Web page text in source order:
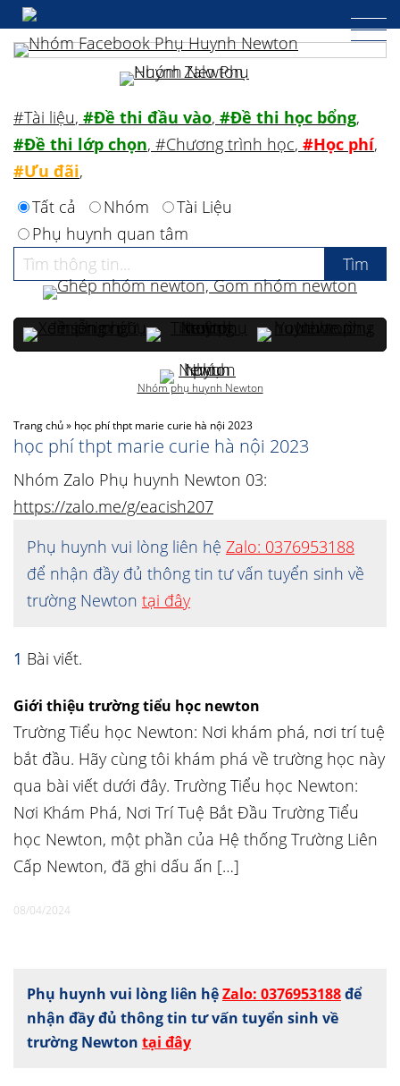
Trang chủ» học phí thpt marie curie hà nội 2023
học phí thpt marie curie hà nội 2023
Nhóm Zalo Phụ huynh Newton 03:
https://zalo.me/g/eacish207
Phụ huynh vui lòng liên hệ Zalo: 0376953188
để nhận đầy đủ thông tin tư vấn tuyển sinh về
trường Newton tại đây
1 Bài viết.
Giới thiệu trường tiểu học newton
Trường Tiểu học Newton: Nơi khám phá, nơi trí tuệ
bắt đầu. Hãy cùng tôi khám phá về trường học này
qua bài viết dưới đây. Trường Tiểu học Newton:
Nơi Khám Phá, Nơi Trí Tuệ Bắt Đầu Trường Tiểu
học Newton, một phần của Hệ thống Trường Liên
Cấp Newton, đã ghi dấu ấn […]
08/04/2024
Phụ huynh vui lòng liên hệZalo: 0376953188để
nhận đầy đủ thông tin tư vấn tuyển sinh về
trường Newton tại đây
#Tài liệu, #Đề thi đầu vào, #Đề thi học bổng,
#Đề thi lớp chọn, #Chương trình học, #Học phí,
#Ưu đãi,
Tất cả
Nhóm
Tài Liệu
Phụ huynh quan tâm
Nhóm phụ huynh Newton